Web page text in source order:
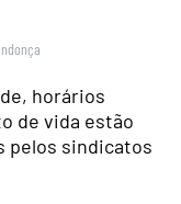
horários
de vida estão
pelos sindicatos